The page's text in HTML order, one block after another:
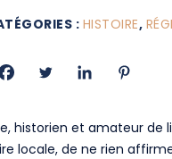
:HISTOIRE,
historien et amateur de
locale, de ne rien